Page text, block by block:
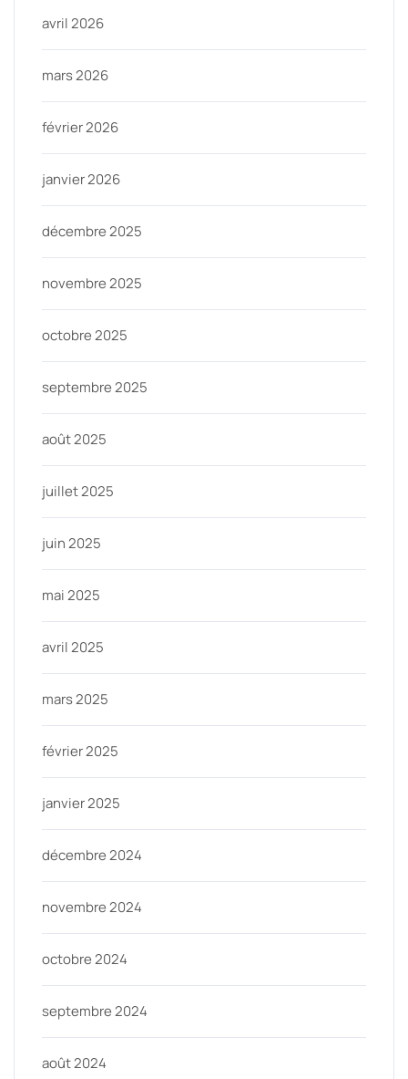
avril 2026
mars 2026
février 2026
janvier 2026
décembre 2025
novembre 2025
octobre 2025
septembre 2025
août 2025
juillet 2025
juin 2025
mai 2025
avril 2025
mars 2025
février 2025
janvier 2025
décembre 2024
novembre 2024
octobre 2024
septembre 2024
août 2024